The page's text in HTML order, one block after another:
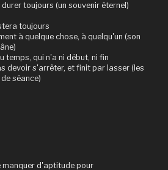
toujours (un souvenir éternel)
toujours
à quelque chose, à quelqu'un (son
temps, qui n'a ni début, ni fin
devoir s'arrêter, et finit par lasser (les
séance)
manquer d'aptitude pour